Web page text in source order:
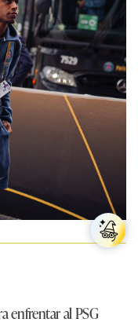
enfrentar al PSG